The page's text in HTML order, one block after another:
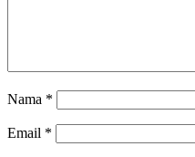
Nama *
Email *